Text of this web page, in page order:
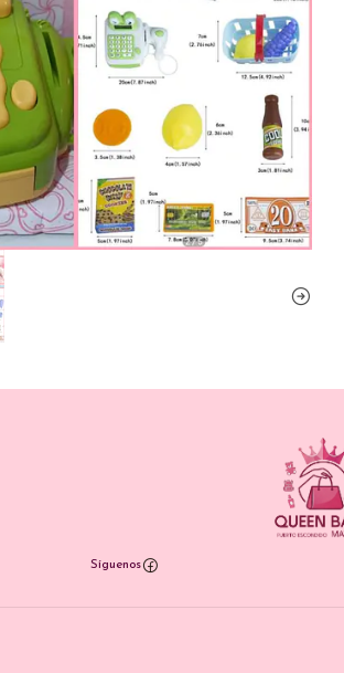
Síguenos